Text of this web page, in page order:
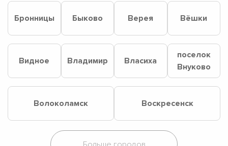
Бронницы Быково Верея Вёшки
Видное Владимир Власиха
поселок
Внуково
Волоколамск Воскресенск